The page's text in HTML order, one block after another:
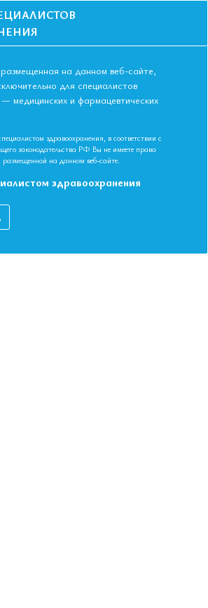
Видео
(3 лекции)
"Диеты мира" (3
Лекция 2 "Модные диеты", Лекция 3
Лектор: Крылов Вадим
на данном веб-сайте,
для специалистов
медицинских и фармацевтических
здравоохранения, в соответствии с
законодательства РФ Вы не имеете права
на данном веб-сайте.
здравоохранения